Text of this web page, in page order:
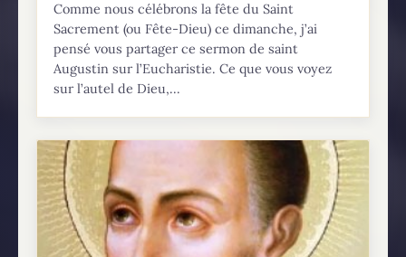
Comme nous célébrons la fête du Saint
Sacrement (ou Fête-Dieu) ce dimanche, j’ai
pensé vous partager ce sermon de saint
Augustin sur l’Eucharistie. Ce que vous voyez
sur l’autel de Dieu,...